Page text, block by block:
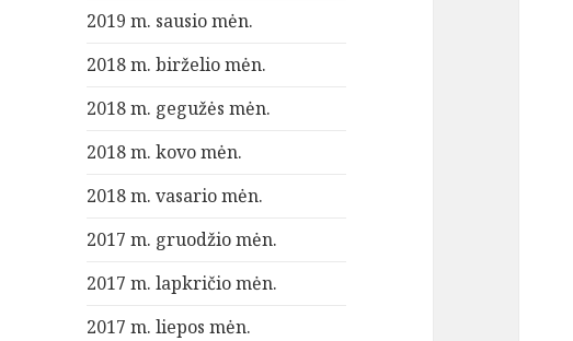
2019 m. sausio mėn.
2018 m. birželio mėn.
2018 m. gegužės mėn.
2018 m. kovo mėn.
2018 m. vasario mėn.
2017 m. gruodžio mėn.
2017 m. lapkričio mėn.
2017 m. liepos mėn.